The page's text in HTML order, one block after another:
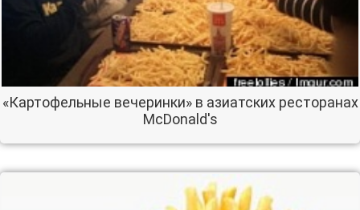
«Картофельные вечеринки» в азиатских ресторанах
McDonald's